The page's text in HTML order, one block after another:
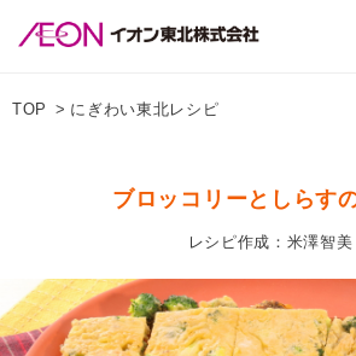
TOP にぎわい東北レシピ
ブロッコリーとしらす
レシピ作成：米澤智美